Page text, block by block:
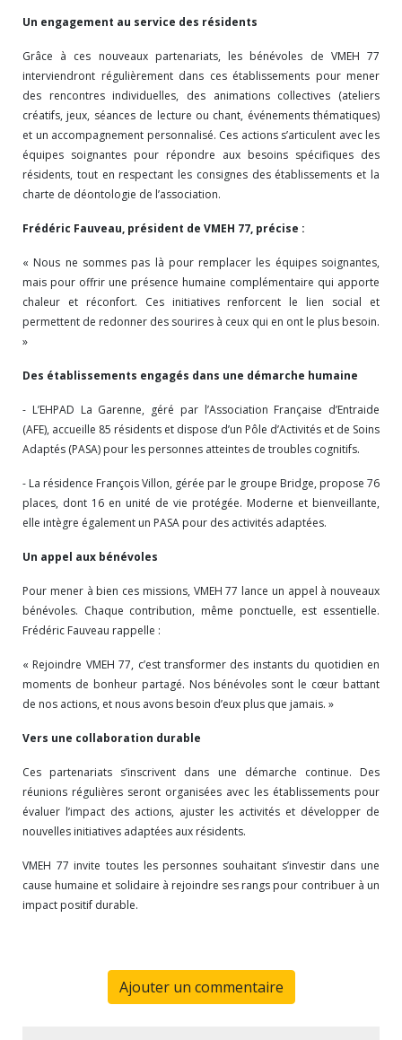
Un engagement au service des résidents
Grâce à ces nouveaux partenariats, les bénévoles de VMEH 77
interviendront régulièrement dans ces établissements pour mener
des rencontres individuelles, des animations collectives (ateliers
créatifs, jeux, séances de lecture ou chant, événements thématiques)
et un accompagnement personnalisé. Ces actions s’articulent avec les
équipes soignantes pour répondre aux besoins spécifiques des
résidents, tout en respectant les consignes des établissements et la
charte de déontologie de l’association.
Frédéric Fauveau, président de VMEH 77, précise :
« Nous ne sommes pas là pour remplacer les équipes soignantes,
mais pour offrir une présence humaine complémentaire qui apporte
chaleur et réconfort. Ces initiatives renforcent le lien social et
permettent de redonner des sourires à ceux qui en ont le plus besoin.
»
Des établissements engagés dans une démarche humaine
- L’EHPAD La Garenne, géré par l’Association Française d’Entraide
(AFE), accueille 85 résidents et dispose d’un Pôle d’Activités et de Soins
Adaptés (PASA) pour les personnes atteintes de troubles cognitifs.
- La résidence François Villon, gérée par le groupe Bridge, propose 76
places, dont 16 en unité de vie protégée. Moderne et bienveillante,
elle intègre également un PASA pour des activités adaptées.
Un appel aux bénévoles
Pour mener à bien ces missions, VMEH 77 lance un appel à nouveaux
bénévoles. Chaque contribution, même ponctuelle, est essentielle.
Frédéric Fauveau rappelle :
« Rejoindre VMEH 77, c’est transformer des instants du quotidien en
moments de bonheur partagé. Nos bénévoles sont le cœur battant
de nos actions, et nous avons besoin d’eux plus que jamais. »
Vers une collaboration durable
Ces partenariats s’inscrivent dans une démarche continue. Des
réunions régulières seront organisées avec les établissements pour
évaluer l’impact des actions, ajuster les activités et développer de
nouvelles initiatives adaptées aux résidents.
VMEH 77 invite toutes les personnes souhaitant s’investir dans une
cause humaine et solidaire à rejoindre ses rangs pour contribuer à un
impact positif durable.
Ajouter un commentaire